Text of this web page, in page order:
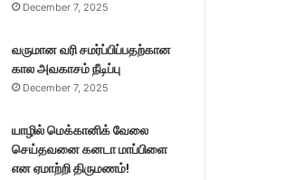
December 7, 2025
வருமான வரி சமர்ப்பிப்பதற்கான
கால அவகாசம் நீடிப்பு
December 7, 2025
யாழில் மெக்கானிக் வேலை
செய்தவனை கனடா மாப்பிளை
என ஏமாற்றி திருமணம்!